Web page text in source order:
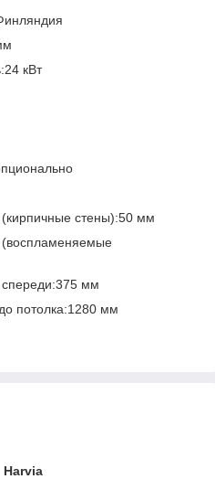
кВт
стены):50 мм
(воспламеняемые
спереди:375 мм
потолка:1280 мм
Harvia